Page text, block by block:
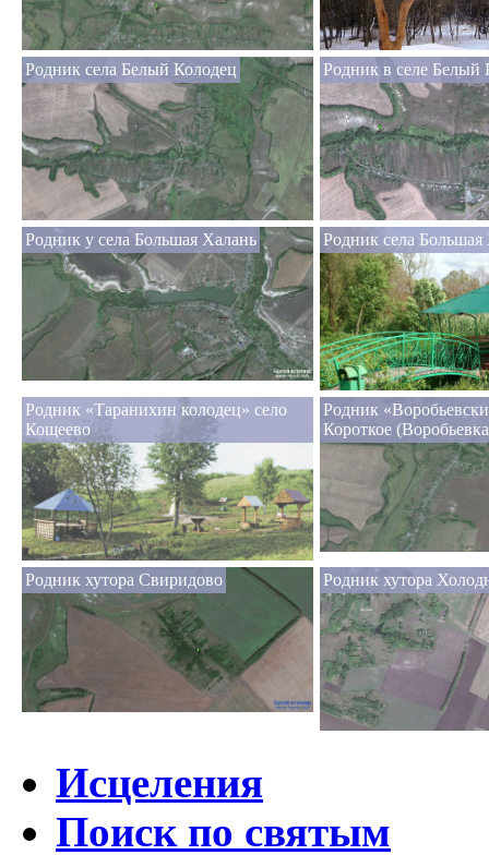
Родник села Белый Колодец Родник в селе Белый
Родник у села Большая Халань Родник села Большая
Родник «Таранихин колодец» село
Кощеево
Родник
Короткое
Родник хутора Свиридово Родник хутора
Исцеления
Поиск по святым